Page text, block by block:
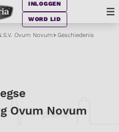
INLOGGEN
WORD LID
Ovum Novum Geschiedenis
Ovum Novum